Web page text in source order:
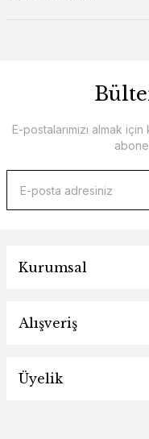
E-postalarımızı almak
Kurumsal
Alışveriş
Üyelik